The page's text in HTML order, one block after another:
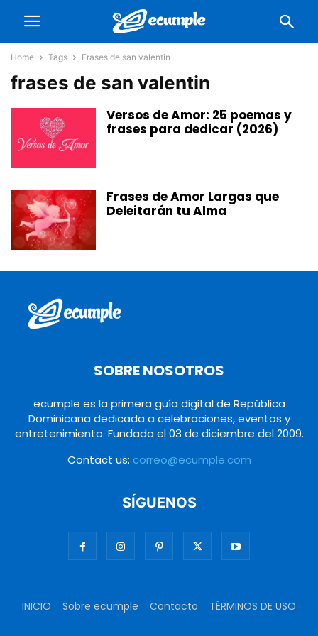
Home Tags Frases de san valentin
frases de san valentin
Versos de Amor: 25 poemas y
frases para dedicar (2026)
Frases de Amor Largas que
Deleitarán tu Alma
SOBRE NOSOTROS
ecumple es la primera guía digital de República
Dominicana dedicada a celebraciones, eventos y
entretenimiento. Fundada el 03 de diciembre del 2009.
Contact us: correo@ecumple.com
SÍGUENOS
INICIO Sobre ecumple Contacto TÉRMINOS DE USO